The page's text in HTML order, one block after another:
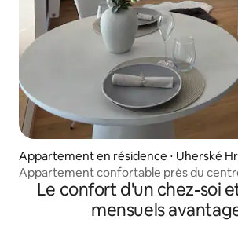
Appartement en résidence ⋅ Uherské
Appartement confortable près du
Hradiště
Le confort d'un chez-soi
mensuels